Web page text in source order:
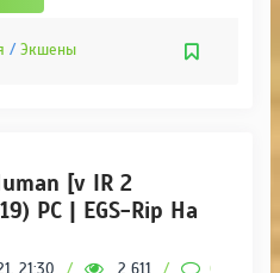
/ Экшены
[v IR 2
PC | EGS-Rip На